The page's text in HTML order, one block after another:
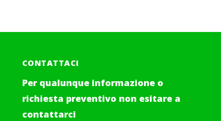
CONTATTACI
Per qualunque informazione o
richiesta preventivo non esitare a
contattarci